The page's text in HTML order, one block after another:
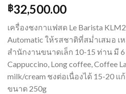
฿32,500.00
เครื่องชงกาแฟสด Le Barista
Automatic ให้รสชาติที่สม่ำเสมอ
สำนักงานขนาดเล็ก 10-15 ท่าน มี 6
Cappuccino, Long coffee, Coffee
milk/cream ชงต่อเนื่องได้ 15-20 แ
ขนาด 250g